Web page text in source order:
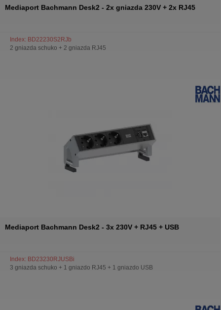
Mediaport Bachmann Desk2 - 2x gniazda 230V + 2x RJ45
Index: BD22230S2RJb
2 gniazda schuko + 2 gniazda RJ45
Mediaport Bachmann Desk2 - 3x 230V + RJ45 + USB
Index: BD23230RJUSBi
3 gniazda schuko + 1 gniazdo RJ45 + 1 gniazdo USB